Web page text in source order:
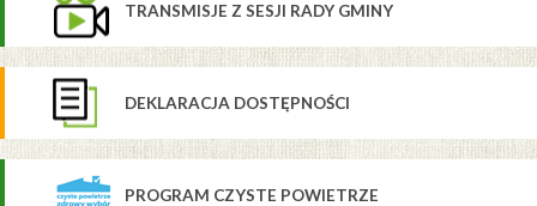
TRANSMISJE Z SESJI RADY GMINY
DEKLARACJA DOSTĘPNOŚCI
PROGRAM CZYSTE POWIETRZE